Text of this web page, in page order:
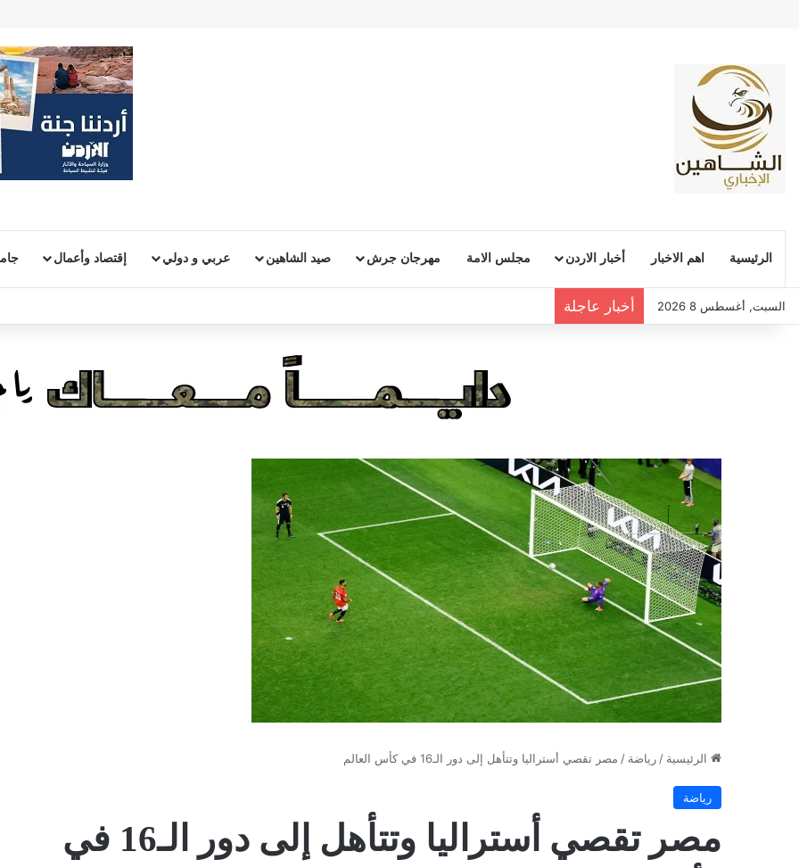
الرئيسية اهم الاخبار أخبار الاردن مجلس الامة مهرجان جرش صيد الشاهين عربي و دولي إقتصاد وأعمال
السبت, أغسطس 8 2026 أخبار عاجلة
الرئيسية / رياضة / مصر تقصي أستراليا وتتأهل إلى دور الـ16 في كأس العالم
رياضة
مصر تقصي أستراليا وتتأهل إلى دور الـ16 في